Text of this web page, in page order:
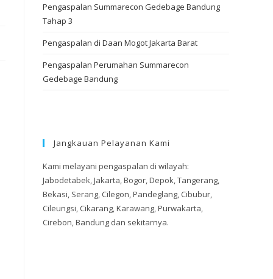
Pengaspalan Summarecon Gedebage Bandung
Tahap 3
Pengaspalan di Daan Mogot Jakarta Barat
Pengaspalan Perumahan Summarecon
Gedebage Bandung
Jangkauan Pelayanan Kami
Kami melayani pengaspalan di wilayah:
Jabodetabek, Jakarta, Bogor, Depok, Tangerang,
Bekasi, Serang, Cilegon, Pandeglang, Cibubur,
Cileungsi, Cikarang, Karawang, Purwakarta,
Cirebon, Bandung dan sekitarnya.